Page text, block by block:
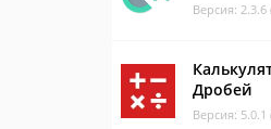
Версия:
Дробей
Версия: